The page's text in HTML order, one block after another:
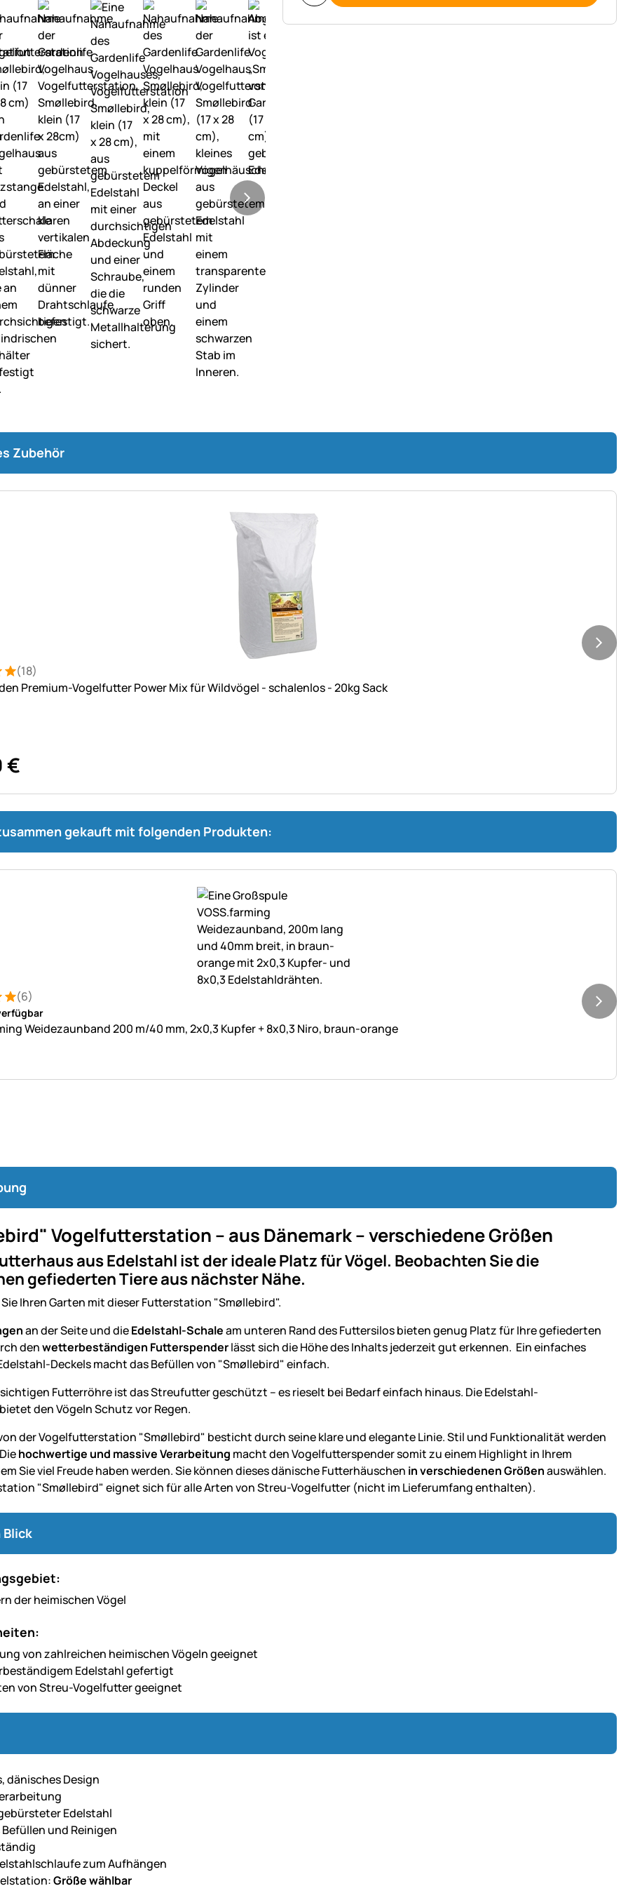
Zubehör
5 von 5 (18 Bewertungen)
(18)
Premium-Vogelfutter Power Mix für Wildvögel - schalenlos - 20kg Sack
€
gekauft mit folgenden Produkten:
5 von 5 (6 Bewertungen)
(6)
Weidezaunband 200 m/40 mm, 2x0,3 Kupfer + 8x0,3 Niro, braun-orange
Vogelfutterstation – aus Dänemark – verschiedene Größen
aus Edelstahl ist der ideale Platz für Vögel. Beobachten Sie die
gefiederten Tiere aus nächster Nähe.
Ihren Garten mit dieser Futterstation "Smøllebird".
an der Seite und dieEdelstahl-Schaleam unteren Rand des Futtersilos bieten genug Platz für Ihre gefiederten
denwetterbeständigen Futterspenderlässt sich die Höhe des Inhalts jederzeit gut erkennen. Ein einfaches
Deckels macht das Befüllen von "Smøllebird" einfach.
Futterröhre ist das Streufutter geschützt – es rieselt bei Bedarf einfach hinaus. Die Edelstahl-
den Vögeln Schutz vor Regen.
der Vogelfutterstation "Smøllebird" besticht durch seine klare und elegante Linie. Stil und Funktionalität werden
hochwertige und massive Verarbeitung macht den Vogelfutterspender somit zu einem Highlight in Ihrem
Sie viel Freude haben werden. Sie können dieses dänische Futterhäuschen in verschiedenen Größenauswählen.
"Smøllebird" eignet sich für alle Arten von Streu-Vogelfutter (nicht im Lieferumfang enthalten).
Blick
der heimischen Vögel
von zahlreichen heimischen Vögeln geeignet
Edelstahl gefertigt
von Streu-Vogelfutter geeignet
dänisches Design
Edelstahl
und Reinigen
zum Aufhängen
Größe wählbar